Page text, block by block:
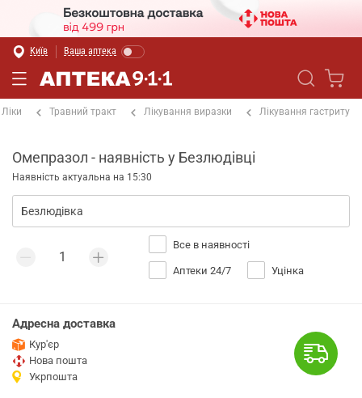
Київ Ваша аптека
Ліки Травний тракт Лікування виразки Лікування гастриту
Омепразол - наявність у Безлюдівці
Наявність актуальна на 15:30
Все в наявності
Аптеки 24/7 Уцінка
Адресна доставка
Кур'єр
Нова пошта
Укрпошта